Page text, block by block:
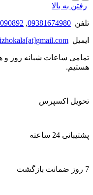
رفتن به بالا
تلفن 09381674980
,
ایمیل
تمامی ساعات شبانه روز
هستیم.
تحویل اکسپرس
پشتیبانی 24 ساعته
7 روز ضمانت بازگشت